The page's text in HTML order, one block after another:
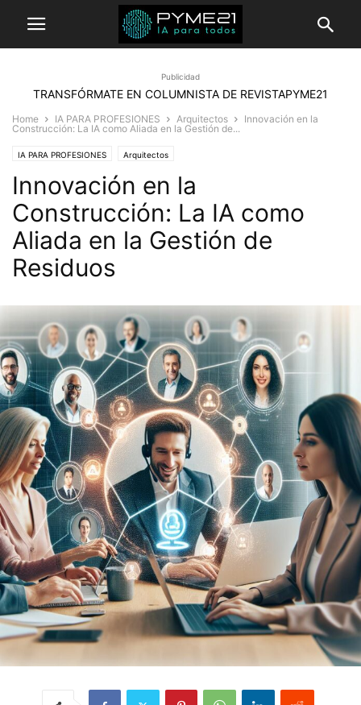
Publicidad
TRANSFÓRMATE EN COLUMNISTA DE REVISTAPYME21
Home IA PARA PROFESIONES Arquitectos
Innovación en la
Construcción: La IA como Aliada en la Gestión de...
IA PARA PROFESIONES Arquitectos
Innovación en la
Construcción: La IA como
Aliada en la Gestión de
Residuos